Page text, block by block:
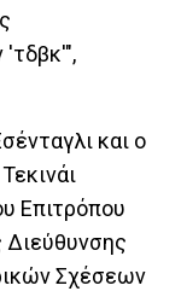
'τδβκ'",
και ο
Επιτρόπου
Σχέσεων